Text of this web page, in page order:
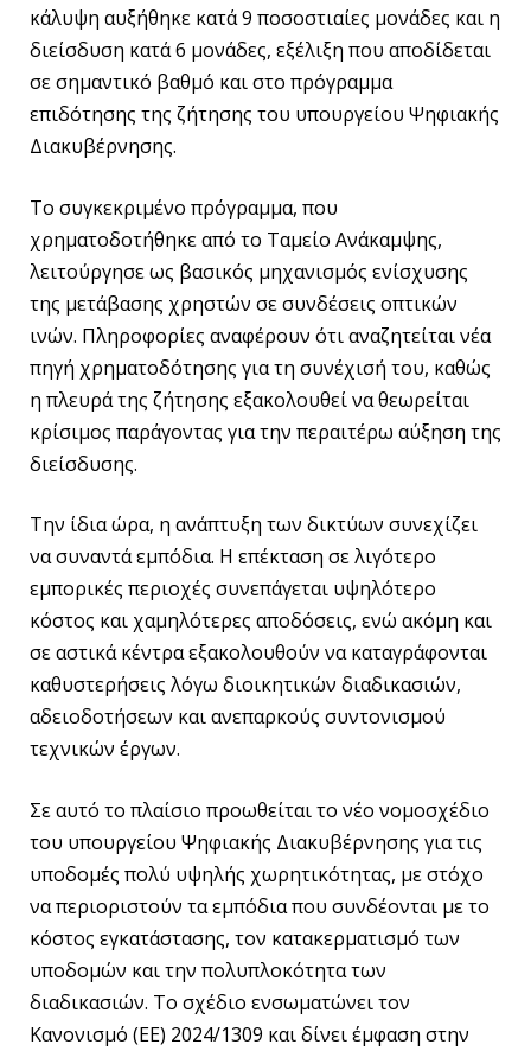
κάλυψη αυξήθηκε κατά 9 ποσοστιαίες μονάδες και η
διείσδυση κατά 6 μονάδες, εξέλιξη που αποδίδεται
σε σημαντικό βαθμό και στο πρόγραμμα
επιδότησης της ζήτησης του υπουργείου Ψηφιακής
Διακυβέρνησης.
Το συγκεκριμένο πρόγραμμα, που
χρηματοδοτήθηκε από το Ταμείο Ανάκαμψης,
λειτούργησε ως βασικός μηχανισμός ενίσχυσης
της μετάβασης χρηστών σε συνδέσεις οπτικών
ινών. Πληροφορίες αναφέρουν ότι αναζητείται νέα
πηγή χρηματοδότησης για τη συνέχισή του, καθώς
η πλευρά της ζήτησης εξακολουθεί να θεωρείται
κρίσιμος παράγοντας για την περαιτέρω αύξηση της
διείσδυσης.
Την ίδια ώρα, η ανάπτυξη των δικτύων συνεχίζει
να συναντά εμπόδια. Η επέκταση σε λιγότερο
εμπορικές περιοχές συνεπάγεται υψηλότερο
κόστος και χαμηλότερες αποδόσεις, ενώ ακόμη και
σε αστικά κέντρα εξακολουθούν να καταγράφονται
καθυστερήσεις λόγω διοικητικών διαδικασιών,
αδειοδοτήσεων και ανεπαρκούς συντονισμού
τεχνικών έργων.
Σε αυτό το πλαίσιο προωθείται το νέο νομοσχέδιο
του υπουργείου Ψηφιακής Διακυβέρνησης για τις
υποδομές πολύ υψηλής χωρητικότητας, με στόχο
να περιοριστούν τα εμπόδια που συνδέονται με το
κόστος εγκατάστασης, τον κατακερματισμό των
υποδομών και την πολυπλοκότητα των
διαδικασιών. Το σχέδιο ενσωματώνει τον
Κανονισμό (ΕΕ) 2024/1309 και δίνει έμφαση στην